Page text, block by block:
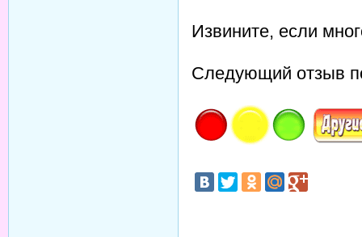
Извините, если
Следующий отзыв